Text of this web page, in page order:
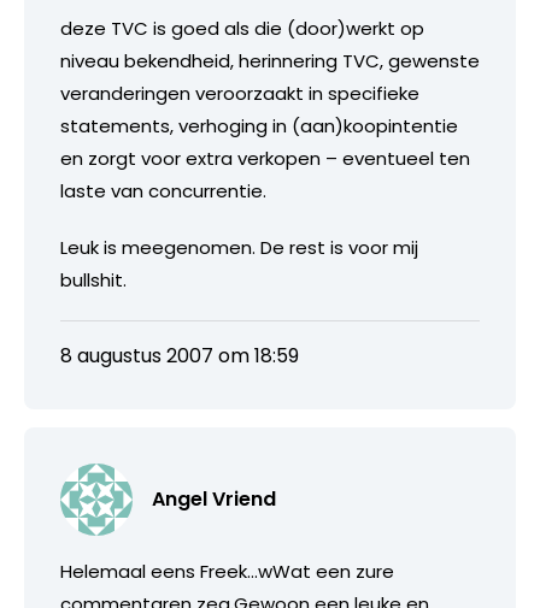
deze TVC is goed als die (door)werkt op
niveau bekendheid, herinnering TVC, gewenste
veranderingen veroorzaakt in specifieke
statements, verhoging in (aan)koopintentie
en zorgt voor extra verkopen – eventueel ten
laste van concurrentie.
Leuk is meegenomen. De rest is voor mij
bullshit.
8 augustus 2007 om 18:59
Angel Vriend
Helemaal eens Freek…wWat een zure